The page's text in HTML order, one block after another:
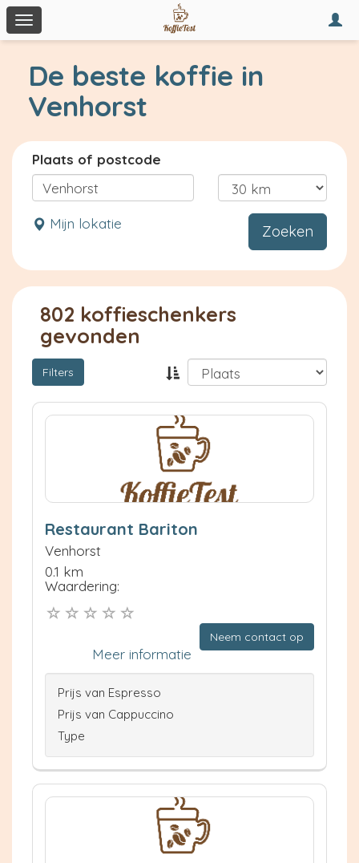
Toggle
navigation
De beste koffie in
Venhorst
Plaats of postcode
Mijn lokatie Zoeken
802 koffieschenkers
gevonden
Filters
Restaurant Bariton
Venhorst
0.1 km
Waardering:
Neem contact op
Meer informatie
Prijs van Espresso
Prijs van Cappuccino
Type